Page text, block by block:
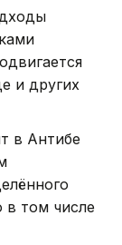
и других
в Антибе
в том числе